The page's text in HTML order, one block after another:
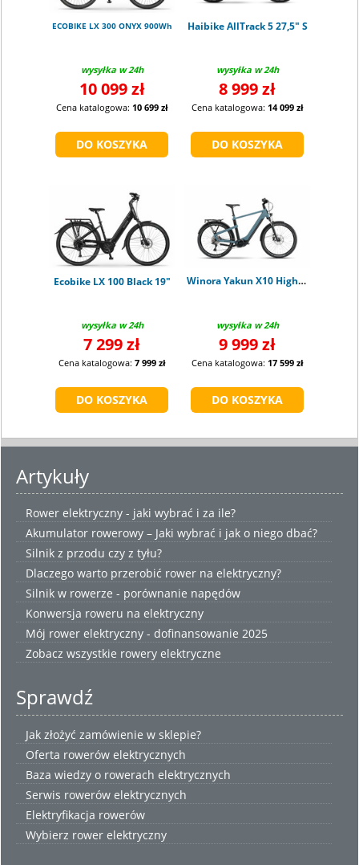
ECOBIKE LX 300 ONYX 900Wh
wysyłka w 24h
10 099 zł
Cena katalogowa: 10 699 zł
Haibike AllTrack 5 27,5" S
wysyłka w 24h
8 999 zł
Cena katalogowa: 14 099 zł
Ecobike LX 100 Black 19"
wysyłka w 24h
7 299 zł
Cena katalogowa: 7 999 zł
Winora Yakun X10 High shark M
wysyłka w 24h
9 999 zł
Cena katalogowa: 17 599 zł
Artykuły
Rower elektryczny - jaki wybrać i za ile?
Akumulator rowerowy – Jaki wybrać i jak o niego dbać?
Silnik z przodu czy z tyłu?
Dlaczego warto przerobić rower na elektryczny?
Silnik w rowerze - porównanie napędów
Konwersja roweru na elektryczny
Mój rower elektryczny - dofinansowanie 2025
Zobacz wszystkie rowery elektryczne
Sprawdź
Jak złożyć zamówienie w sklepie?
Oferta rowerów elektrycznych
Baza wiedzy o rowerach elektrycznych
Serwis rowerów elektrycznych
Elektryfikacja rowerów
Wybierz rower elektryczny